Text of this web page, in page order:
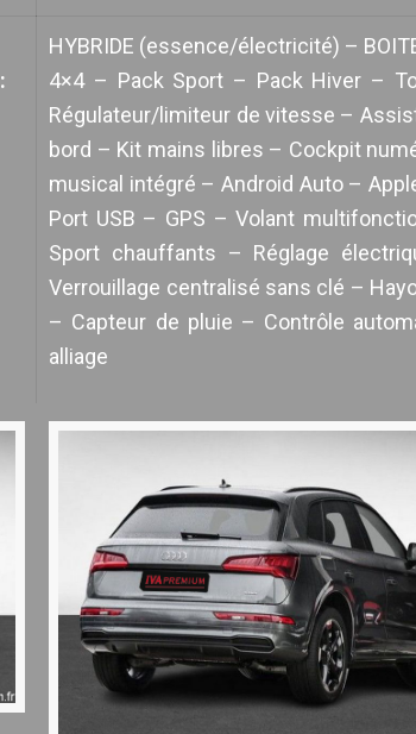
HYBRIDE (essence/électricité) –
4×4 – Pack Sport – Pack Hiver –
Régulateur/limiteur de vitesse –
bord – Kit mains libres – Cockpit
musical intégré – Android Auto –
Port USB – GPS – Volant
Sport chauffants – Réglage
Verrouillage centralisé sans clé –
– Capteur de pluie – Contrôle
alliage